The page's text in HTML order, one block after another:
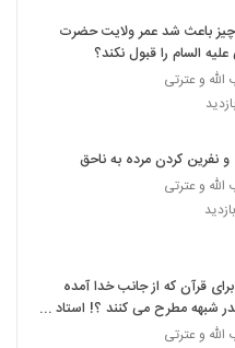
باعث شد عمر ولایت حضرت
السام را قبول نکند؟
الله و عترتی
و نفرين کردن مرده به ناحق
الله و عترتی
قرآن که از جانب خدا آمده
شبهه مطرح می کنند ؟! استاد
نژاد
الله و عترتی